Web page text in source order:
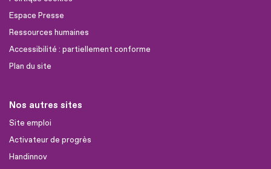
Espace Presse
Ressources humaines
Accessibilité : partiellement conforme
Plan du site
Nos autres sites
Site emploi
Activateur de progrès
Handinnov